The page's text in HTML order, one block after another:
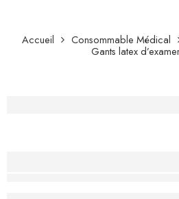
Accueil Consommable Médical
Gants latex